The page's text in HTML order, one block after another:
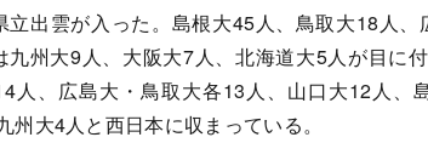
出雲が入った。島根大45人、鳥取大18人
九州大9人、大阪大7人、北海道大5人が目に
人、広島大・鳥取大各13人、山口大12人、
州大4人と西日本に収まっている。